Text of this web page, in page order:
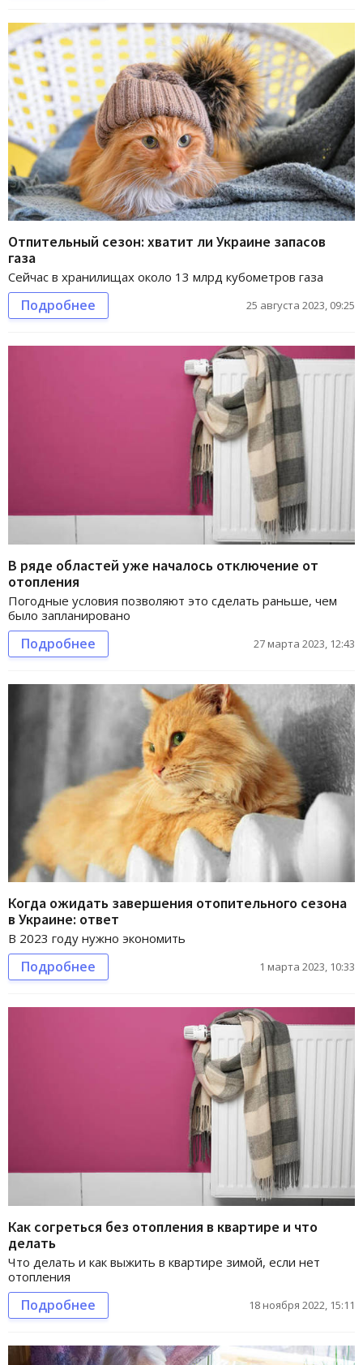
Отпительный сезон: хватит ли Украине запасов
газа
Сейчас в хранилищах около 13 млрд кубометров газа
Подробнее 25 августа 2023, 09:25
В ряде областей уже началось отключение от
отопления
Погодные условия позволяют это сделать раньше, чем
было запланировано
Подробнее 27 марта 2023, 12:43
Когда ожидать завершения отопительного сезона
в Украине: ответ
В 2023 году нужно экономить
Подробнее 1 марта 2023, 10:33
Как согреться без отопления в квартире и что
делать
Что делать и как выжить в квартире зимой, если нет
отопления
Подробнее 18 ноября 2022, 15:11